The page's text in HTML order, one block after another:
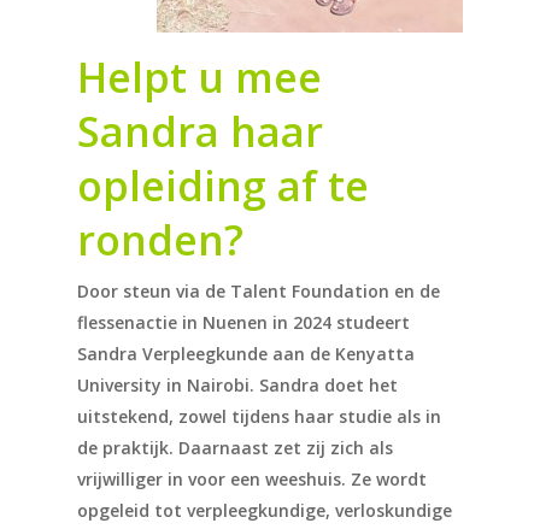
Helpt u mee
Sandra haar
opleiding af te
ronden?
Door steun via de Talent Foundation en de
flessenactie in Nuenen in 2024 studeert
Sandra Verpleegkunde aan de Kenyatta
University in Nairobi. Sandra doet het
uitstekend, zowel tijdens haar studie als in
de praktijk. Daarnaast zet zij zich als
vrijwilliger in voor een weeshuis. Ze wordt
opgeleid tot verpleegkundige, verloskundige